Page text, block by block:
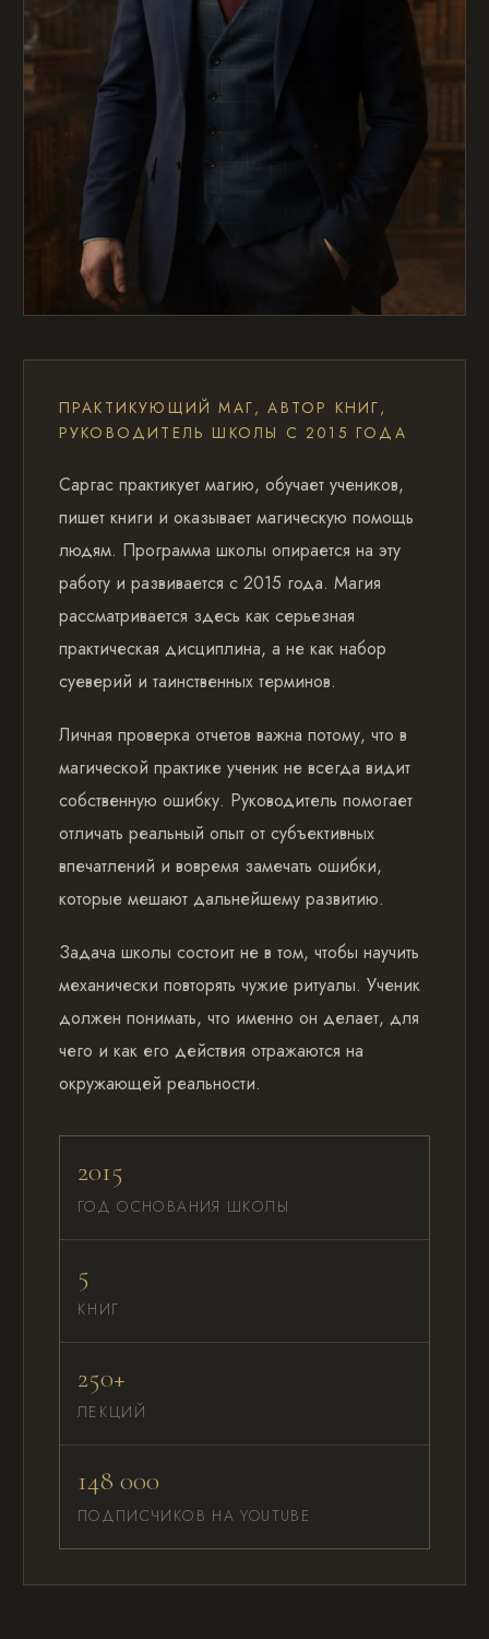
ПРАКТИКУЮЩИЙ МАГ, АВТОР КНИГ,
РУКОВОДИТЕЛЬ ШКОЛЫ С 2015 ГОДА
Саргас практикует магию, обучает учеников,
пишет книги и оказывает магическую помощь
людям. Программа школы опирается на эту
работу и развивается с 2015 года. Магия
рассматривается здесь как серьезная
практическая дисциплина, а не как набор
суеверий и таинственных терминов.
Личная проверка отчетов важна потому, что в
магической практике ученик не всегда видит
собственную ошибку. Руководитель помогает
отличать реальный опыт от субъективных
впечатлений и вовремя замечать ошибки,
которые мешают дальнейшему развитию.
Задача школы состоит не в том, чтобы научить
механически повторять чужие ритуалы. Ученик
должен понимать, что именно он делает, для
чего и как его действия отражаются на
окружающей реальности.
2015
ГОД ОСНОВАНИЯ ШКОЛЫ
5
КНИГ
250+
ЛЕКЦИЙ
148 000
ПОДПИСЧИКОВ НА YOUTUBE